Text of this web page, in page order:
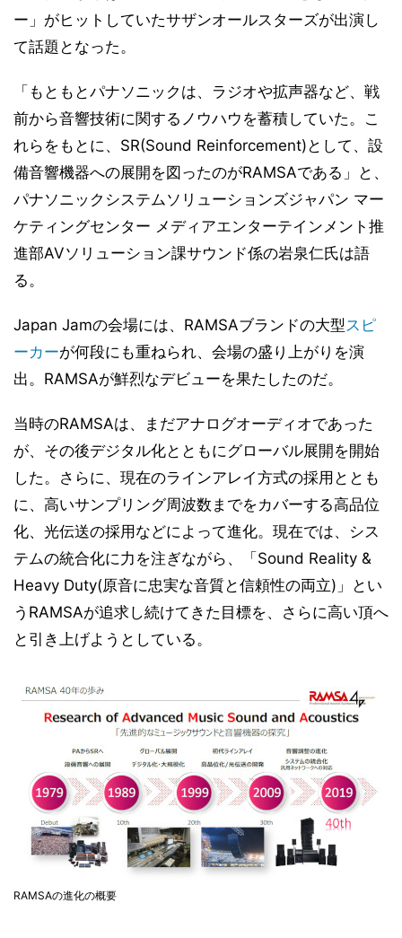
ー」がヒットしていたサザンオールスターズが出演し
て話題となった。
「もともとパナソニックは、ラジオや拡声器など、戦
前から音響技術に関するノウハウを蓄積していた。こ
れらをもとに、SR(Sound Reinforcement)として、設
備音響機器への展開を図ったのがRAMSAである」と、
パナソニックシステムソリューションズジャパン マー
ケティングセンター メディアエンターテインメント推
進部AVソリューション課サウンド係の岩泉仁氏は語
る。
Japan Jamの会場には、RAMSAブランドの大型スピ
ーカーが何段にも重ねられ、会場の盛り上がりを演
出。RAMSAが鮮烈なデビューを果たしたのだ。
当時のRAMSAは、まだアナログオーディオであった
が、その後デジタル化とともにグローバル展開を開始
した。さらに、現在のラインアレイ方式の採用ととも
に、高いサンプリング周波数までをカバーする高品位
化、光伝送の採用などによって進化。現在では、シス
テムの統合化に力を注ぎながら、「Sound Reality &
Heavy Duty(原音に忠実な音質と信頼性の両立)」とい
うRAMSAが追求し続けてきた目標を、さらに高い頂へ
と引き上げようとしている。
RAMSAの進化の概要